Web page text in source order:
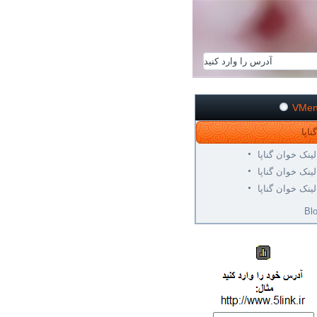
لینک خوان گناپا
لینک خوان گناپا
لینک خوان گناپا